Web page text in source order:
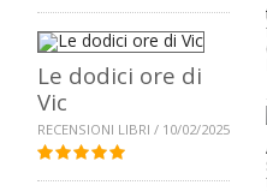
Le dodici ore di
Vic
RECENSIONI LIBRI / 10/02/2025